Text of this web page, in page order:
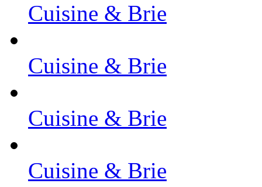
Cuisine & Brie
Cuisine & Brie
Cuisine & Brie
Cuisine & Brie